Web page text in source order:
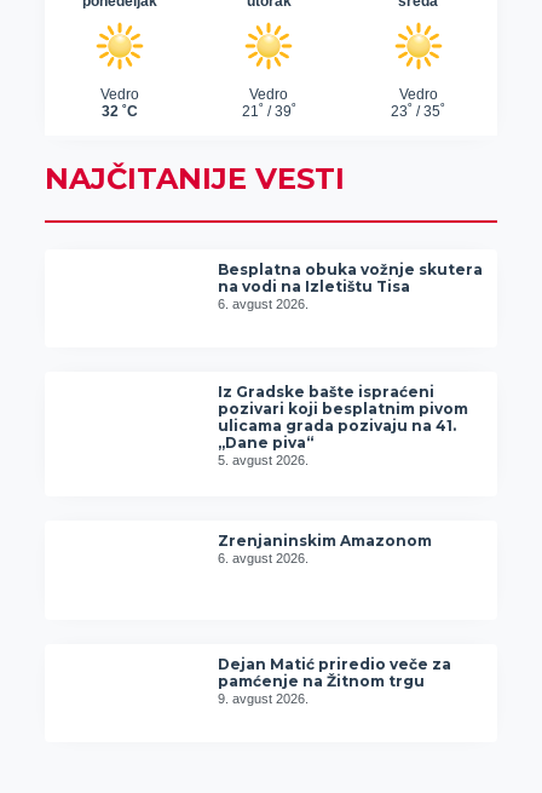
NAJČITANIJE VESTI
Besplatna obuka vožnje skutera
na vodi na Izletištu Tisa
6. avgust 2026.
Iz Gradske bašte ispraćeni
pozivari koji besplatnim pivom
ulicama grada pozivaju na 41.
„Dane piva“
5. avgust 2026.
Zrenjaninskim Amazonom
6. avgust 2026.
Dejan Matić priredio veče za
pamćenje na Žitnom trgu
9. avgust 2026.